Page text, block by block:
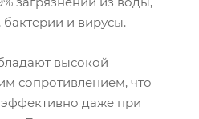
и вирусы.
высокой
сопротивлением, что
эффективно даже при